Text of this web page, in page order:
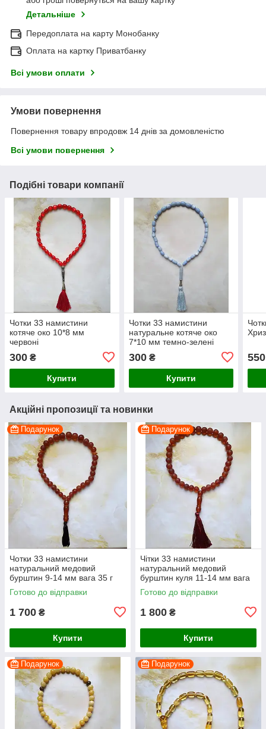
Детальніше
Передоплата на карту Монобанку
Оплата на картку Приватбанку
Всі умови оплати
Умови повернення
Повернення товару впродовж 14 днів за домовленістю
Всі умови повернення
Подібні товари компанії
Чотки 33 намистини
котяче око 10*8 мм
червоні
300 ₴
Купити
Чотки 33 намистини
натуральне котяче око
7*10 мм темно-зелені
300₴
Купити
550
Акційні пропозиції та новинки
Подарунок
Чотки 33 намистини
натуральний медовий
бурштин 9-14 мм вага 35 г
Готово до відправки
1 700 ₴
Купити
Подарунок
Чітки 33 намистини
натуральний медовий
бурштин куля 11-14 мм вага
45 г
Готово до відправки
1 800 ₴
Купити
Подарунок Подарунок